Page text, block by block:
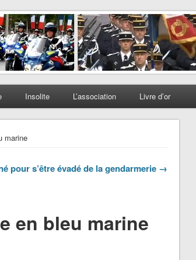
Insolite L’association Livre d’or
marine
pour s’être évadé de la gendarmerie →
en bleu marine